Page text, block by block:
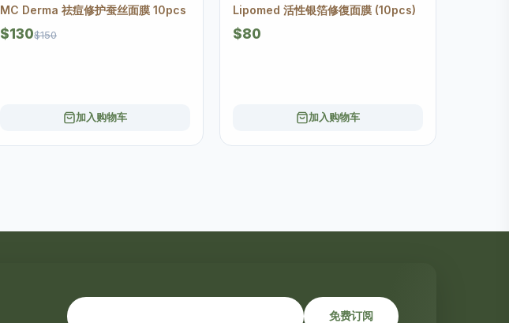
MC Derma 祛痘修护蚕丝面膜 10pcs
$130$150
加入购物车
Lipomed 活性银箔修復面膜 (10pcs)
$80
加入购物车
免费订阅